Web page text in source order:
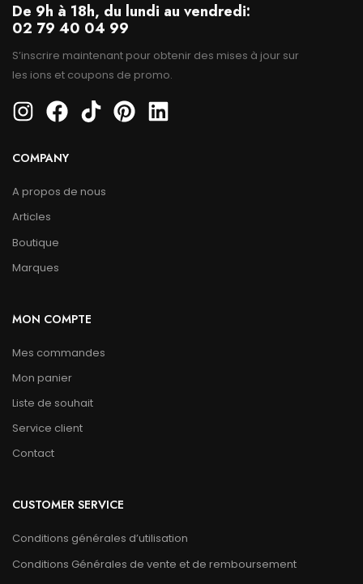
De 9h à 18h, du lundi au vendredi:
02 79 40 04 99
S’inscrire maintenant pour obtenir des mises à jour sur
les ions et coupons de promo.
COMPANY
A propos de nous
Articles
Boutique
Marques
MON COMPTE
Mes commandes
Mon panier
Liste de souhait
Service client
Contact
CUSTOMER SERVICE
Conditions générales d’utilisation
Conditions Générales de vente et de remboursement